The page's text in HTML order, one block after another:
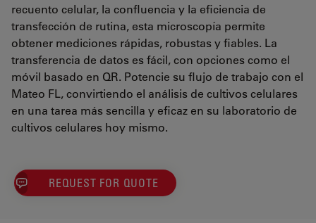
recuento celular, la confluencia y la eficiencia de
transfección de rutina, esta microscopía permite
obtener mediciones rápidas, robustas y fiables. La
transferencia de datos es fácil, con opciones como el
móvil basado en QR. Potencie su flujo de trabajo con el
Mateo FL, convirtiendo el análisis de cultivos celulares
en una tarea más sencilla y eficaz en su laboratorio de
cultivos celulares hoy mismo.
REQUEST FOR QUOTE